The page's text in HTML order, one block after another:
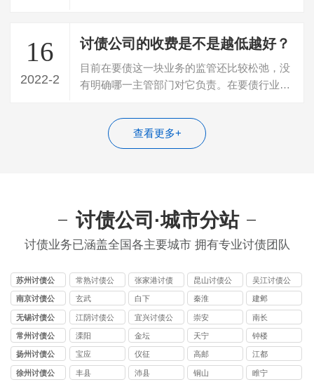
16
2022-2
讨债公司的收费是不是越低越好？
目前在要债这一块业务的监管还比较松弛，没
有明确哪一主管部门对它负责。在要债行业的
查看更多+
讨债公司·城市分站
讨债业务已涵盖全国各主要城市 拥有专业讨债团队
苏州讨债公
司
常熟讨债公
司
张家港讨债
公司
昆山讨债公
司
吴江讨债公
司
南京讨债公
司
玄武 白下 秦淮 建邺
无锡讨债公
司
江阴讨债公
司
宜兴讨债公
司
崇安 南长
常州讨债公
司
溧阳 金坛 天宁 钟楼
扬州讨债公
司
宝应 仪征 高邮 江都
徐州讨债公
丰县 沛县 铜山 睢宁